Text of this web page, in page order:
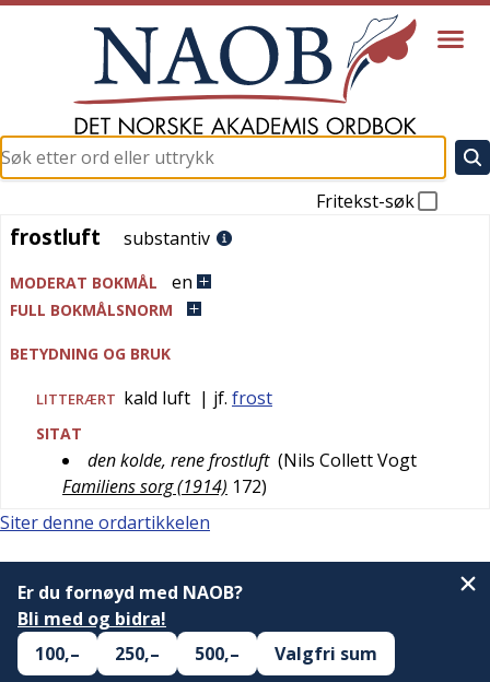
Fritekst-søk
frostluft
frostluft substantiv
MODERAT BOKMÅL en
FULL BOKMÅLSNORM
BETYDNING OG BRUK
LITTERÆRT kald luft | jf. frost
SITAT
den kolde, rene frostluft (Nils Collett Vogt
Familiens sorg (1914) 172)
Siter denne ordartikkelen
Er du fornøyd med NAOB?
Bli med og bidra!
100,–
250,– 500,– Valgfri sum